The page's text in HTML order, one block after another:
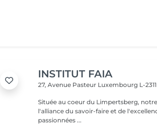
INSTITUT FAIA
27, Avenue Pasteur Luxembourg L-2311
Située au coeur du Limpertsberg,
l'alliance du savoir-faire et de l'excellence. Notre équipe
passionnées ...